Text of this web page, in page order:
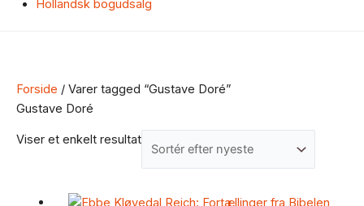
Hollandsk bogudsalg
Forside / Varer tagged “Gustave Doré”
Gustave Doré
Viser et enkelt resultat